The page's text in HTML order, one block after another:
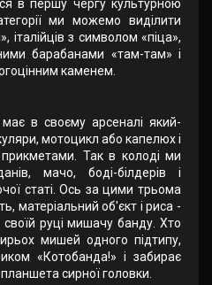
в першу чергу культурною
ми можемо виділити
італійців з символом «піца»,
барабанами «там-там» і
каменем.
в своєму арсеналі який-
мотоцикл або капелюх і
Так в колоді ми
мачо, боді-білдерів і
статі. Ось за цими трьома
матеріальний об'єкт і риса -
руці мишачу банду. Хто
мишей одного підтипу,
«Котобанда!» і забирає
сирної головки.